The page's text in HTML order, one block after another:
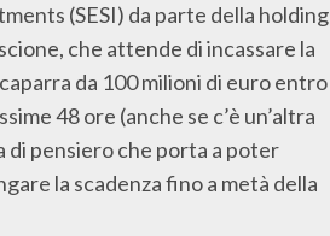
(SESI) da parte della holding
che attende di incassare la
da 100 milioni di euro entro
48 ore (anche se c’è un’altra
di pensiero che porta a poter
la scadenza fino a metà della